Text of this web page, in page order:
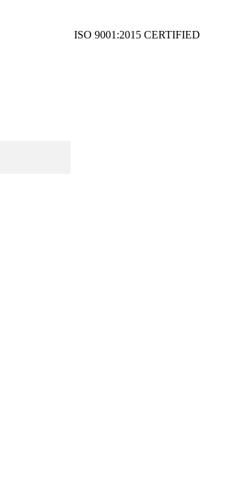
ISO 9001:2015 CERTIFIED